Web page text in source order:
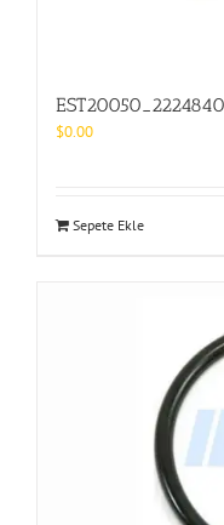
$0.00
Sepete Ekle